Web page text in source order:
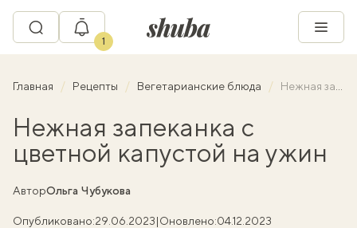
1
Главная Рецепты Вегетарианские блюда Нежная запеканка с цветной капустой на ужин
Нежная запеканка с
цветной капустой на ужин
АвторОльга Чубукова
Опубликовано:29.06.2023|Оновлено:04.12.2023